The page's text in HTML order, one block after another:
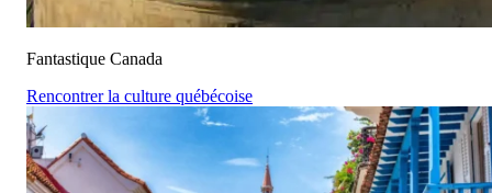
Fantastique Canada
Rencontrer la culture québécoise